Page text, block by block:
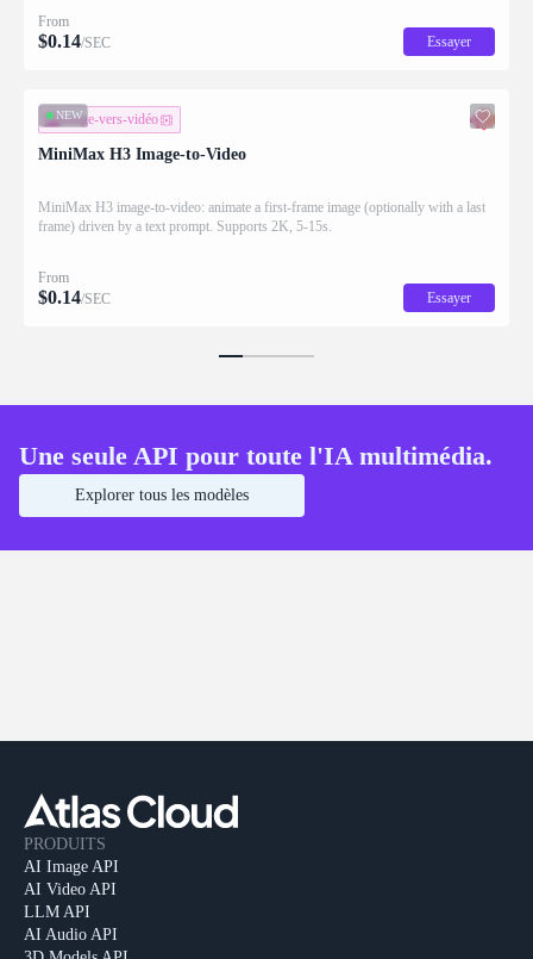
From
$0.14/SEC Essayer
NEW
image-vers-vidéo
MiniMax H3 Image-to-Video
MiniMax H3 image-to-video: animate a first-frame image (optionally with a last
frame) driven by a text prompt. Supports 2K, 5-15s.
From
$0.14/SEC Essayer
Une seule API pour toute l'IA multimédia.
Explorer tous les modèles
PRODUITS
AI Image API
AI Video API
LLM API
AI Audio API